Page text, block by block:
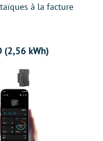
à la facture
(2,56 kWh)